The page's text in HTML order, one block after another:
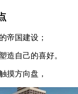
帝国建设；
造自己的喜好。
摸方向盘，